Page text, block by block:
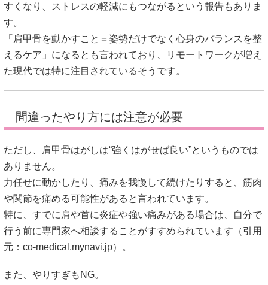
すくなり、ストレスの軽減にもつながるという報告もありま
す。
「肩甲骨を動かすこと＝姿勢だけでなく心身のバランスを整
えるケア」になるとも言われており、リモートワークが増え
た現代では特に注目されているそうです。
間違ったやり方には注意が必要
ただし、肩甲骨はがしは“強くはがせば良い”というものでは
ありません。
力任せに動かしたり、痛みを我慢して続けたりすると、筋肉
や関節を痛める可能性があると言われています。
特に、すでに肩や首に炎症や強い痛みがある場合は、自分で
行う前に専門家へ相談することがすすめられています（引用
元： co-medical.mynavi.jp）。
また、やりすぎもNG。